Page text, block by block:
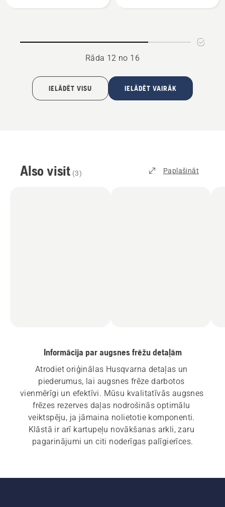
Rāda 12 no 16
IELĀDĒT VISU IELĀDĒT VAIRĀK
Also visit (3) Paplašināt
Informācija par augsnes frēžu detaļām
Atrodiet oriģinālas Husqvarna detaļas un
piederumus, lai augsnes frēze darbotos
vienmērīgi un efektīvi. Mūsu kvalitatīvās augsnes
frēzes rezerves daļas nodrošinās optimālu
veiktspēju, ja jāmaina nolietotie komponenti.
Klāstā ir arī kartupeļu novākšanas arkli, zaru
pagarinājumi un citi noderīgas palīgierīces.